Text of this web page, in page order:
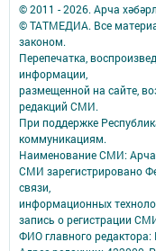
© 2011 - 2026. Арча
© ТАТМЕДИА. Все
законом.
Перепечатка,
информации,
размещенной на сайте,
редакций СМИ.
При поддержке
коммуникациям.
Наименование СМИ: Арча
СМИ зарегистрировано
связи,
информационных
запись о регистрации
ФИО главного